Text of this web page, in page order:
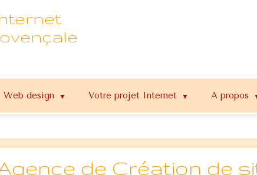
Web design ▼ Votre projet Internet ▼ A propos
de Création de